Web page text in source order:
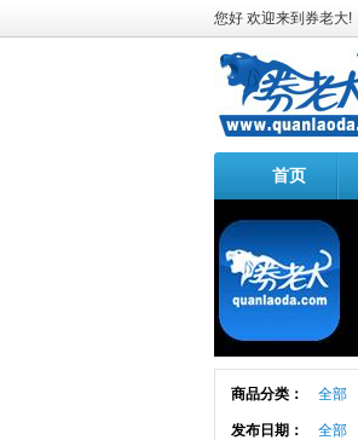
您好 欢迎来到券老大!
首页
商品分类： 全部
发布日期： 全部